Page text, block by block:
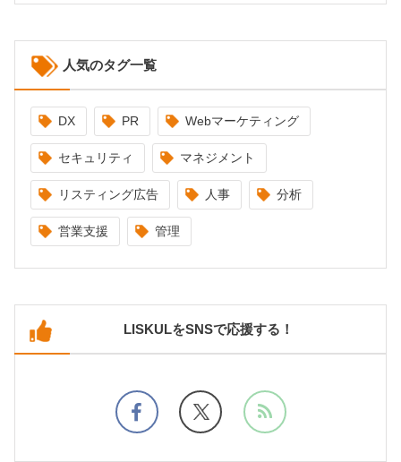
人気のタグ一覧
DX PR Webマーケティング
セキュリティ マネジメント
リスティング広告 人事 分析
営業支援 管理
LISKULをSNSで応援する！